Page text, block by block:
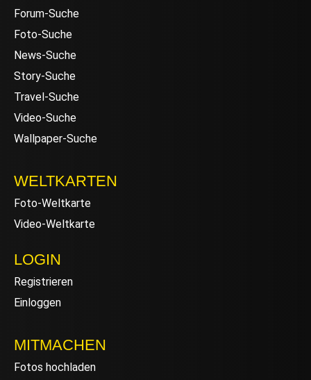
Forum-Suche
Foto-Suche
News-Suche
Story-Suche
Travel-Suche
Video-Suche
Wallpaper-Suche
WELTKARTEN
Foto-Weltkarte
Video-Weltkarte
LOGIN
Registrieren
Einloggen
MITMACHEN
Fotos hochladen